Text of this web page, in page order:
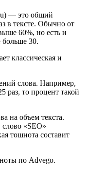
― это общий
в тексте. Обычно от
60%, но есть и
больше 30.
классическая и
слова. Например,
раз, то процент такой
на объем текста.
слово «SEO»
тошнота составит
по Advego.